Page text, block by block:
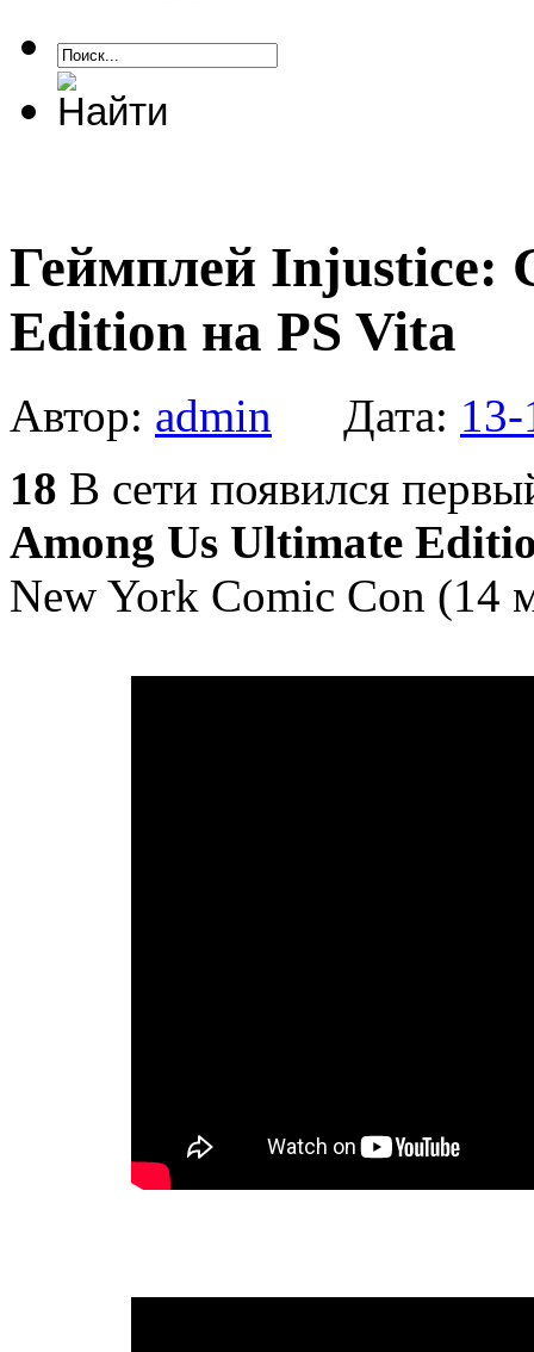
Геймплей Injustice:
Edition на PS Vita
Автор: admin Дата:
18 В сети появился
Among Us Ultimate
New York Comic Con (14